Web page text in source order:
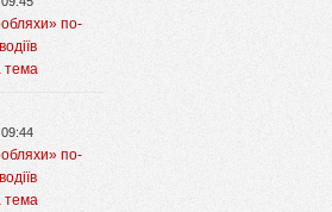
по-
тема
по-
тема